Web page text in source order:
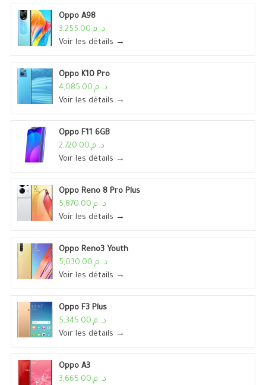
Oppo A98
د. م.3,255.00
Voir les détails →
Oppo K10 Pro
د. م.4,085.00
Voir les détails →
Oppo F11 6GB
د. م.2,720.00
Voir les détails →
Oppo Reno 8 Pro Plus
د. م.5,870.00
Voir les détails →
Oppo Reno3 Youth
د. م.5,030.00
Voir les détails →
Oppo F3 Plus
د. م.5,345.00
Voir les détails →
Oppo A3
د. م.3,665.00